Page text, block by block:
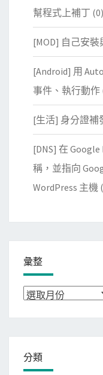
幫程式上補丁 (0)
[MOD] 自己安裝
[Android] 用
事件、執行動作
[生活] 身分證補
[DNS] 在
稱，並指向
WordPress 主機
彙整
彙
分類